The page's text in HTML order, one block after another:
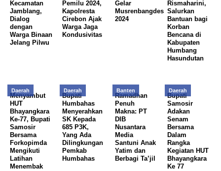
Kecamatan
Jamblang,
Dialog
dengan
Warga Binaan
Jelang Pilwu
Pemilu 2024,
Kapolresta
Cirebon Ajak
Warga Jaga
Kondusivitas
Gelar
Musrenbangdes
2024
Rismaharini,
Salurkan
Bantuan bagi
Korban
Bencana di
Kabupaten
Humbang
Hasundutan
Daerah
Menyambut
HUT
Bhayangkara
Ke-77, Bupati
Samosir
Bersama
Forkopimda
Mengikuti
Latihan
Menembak
Daerah
Bupati
Humbahas
Menyerahkan
SK Kepada
685 P3K,
Yang Ada
Dilingkungan
Pemkab
Humbahas
Banten
Ramadhan
Penuh
Makna: PT
DIB
Nusantara
Media
Santuni Anak
Yatim dan
Berbagi Ta’jil
Daerah
Bupati
Samosir
Adakan
Senam
Bersama
Dalam
Rangka
Kegiatan HUT
Bhayangkara
Ke 77